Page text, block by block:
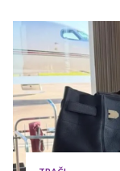
mož David
zbadljivki.